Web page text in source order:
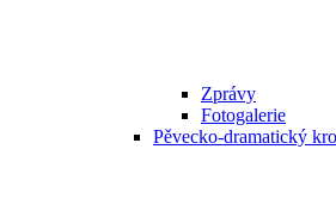
Zprávy
Fotogalerie
Pěvecko-dramatický